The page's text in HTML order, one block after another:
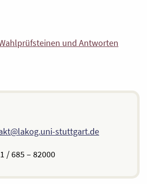
und Antworten
stuttgart.de
/ 685 – 82000